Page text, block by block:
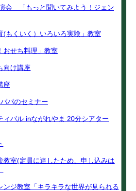
会 「もっと聞いてみよう！ジェン
(もくいく）いろいろ実験」教室
おせち料理」教室
向け講座
座
パのセミナー
ィバル inながれやま 20分シアター
教室(定員に達したため、申し込みは
ンジ教室「キラキラな世界が見られる